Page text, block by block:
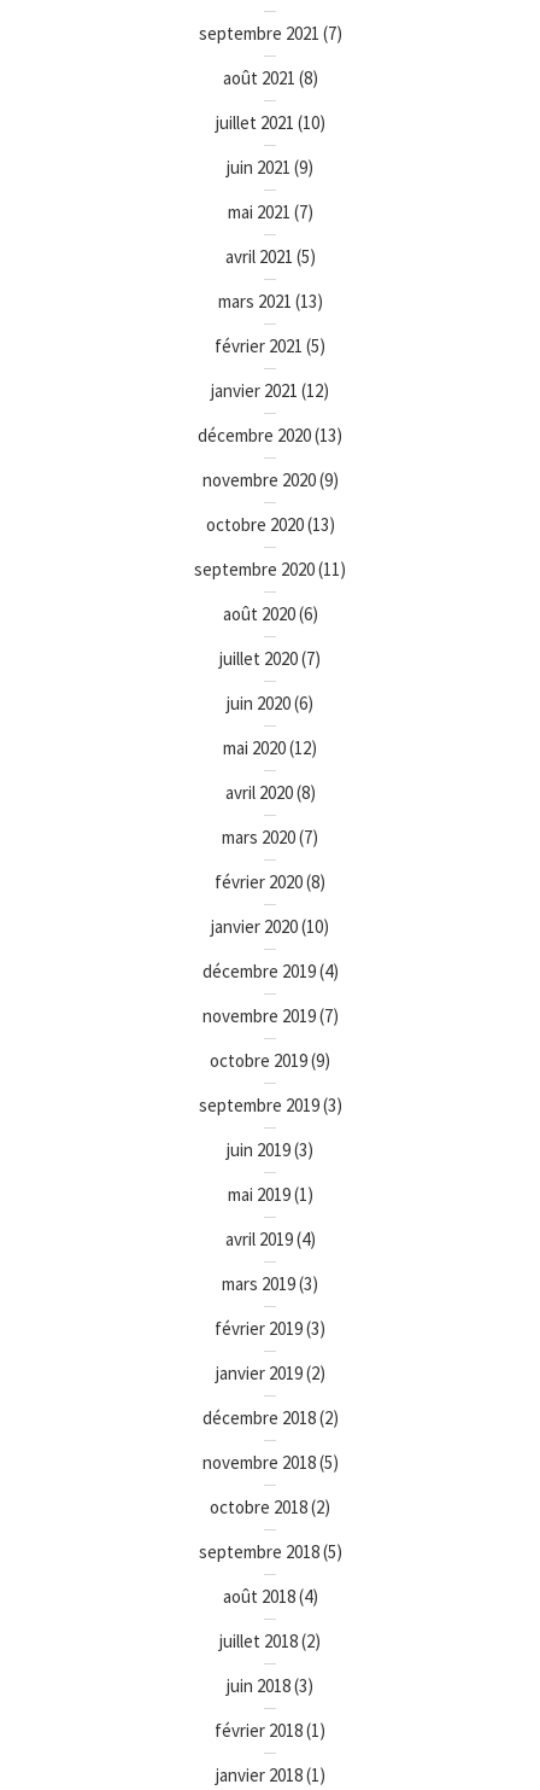
septembre 2021 (7)
août 2021 (8)
juillet 2021 (10)
juin 2021 (9)
mai 2021 (7)
avril 2021 (5)
mars 2021 (13)
février 2021 (5)
janvier 2021 (12)
décembre 2020(13)
novembre 2020(9)
octobre 2020(13)
septembre 2020(11)
août 2020(6)
juillet 2020(7)
juin 2020(6)
mai 2020(12)
avril 2020(8)
mars 2020(7)
février 2020(8)
janvier 2020(10)
décembre 2019(4)
novembre 2019(7)
octobre 2019(9)
septembre 2019(3)
juin 2019(3)
mai 2019(1)
avril 2019(4)
mars 2019(3)
février 2019(3)
janvier 2019(2)
décembre 2018(2)
novembre 2018(5)
octobre 2018(2)
septembre 2018(5)
août 2018(4)
juillet 2018(2)
juin 2018(3)
février 2018(1)
janvier 2018(1)